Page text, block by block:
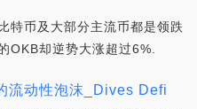
特币及大部分主流币都是领跌
OKB却逆势大涨超过6%.
流动性泡沫_Dives Defi